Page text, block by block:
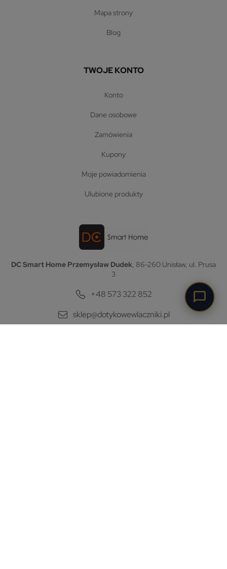
mapa strony
blog
TWOJE KONTO
konto
dane osobowe
zamówienia
kupony
moje powiadomienia
ulubione produkty
DC Smart Home Przemysław Dudek , 86-260 Unisław, ul. Prusa
3
+48 573 322 852
sklep@dotykowewlaczniki.pl